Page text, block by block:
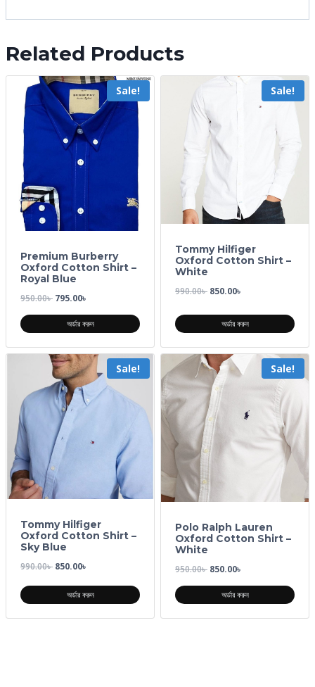
Related Products
Sale!
Premium Burberry
Oxford Cotton Shirt –
Royal Blue
950.00৳ 795.00৳
অর্ডার করুন
Sale!
Tommy Hilfiger
Oxford Cotton Shirt –
White
990.00৳ 850.00৳
অর্ডার করুন
Sale!
Tommy Hilfiger
Oxford Cotton Shirt –
Sky Blue
990.00৳ 850.00৳
অর্ডার করুন
Sale!
Polo Ralph Lauren
Oxford Cotton Shirt –
White
950.00৳ 850.00৳
অর্ডার করুন